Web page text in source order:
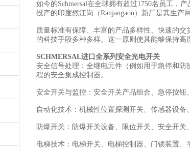
如今的Schmersal在全球拥有超过1750名员工，
投产的印度然江岗（Ranjangaon）新厂是其生产
质量标准有保障、丰富的产品多样性、快速的
的科技手段多种多样。这一原则使其能够保持高
SCHMERSAL进口全系列安全光电开关
安全信号处理：全继电元件（例如用于急停和
程的安全集成控制器。
安全开关与监控：安全开关产品组合、急停按钮
自动化技术：机械性位置探测开关、传感器设
防爆开关：防爆开关设备、限位开关、安全开关
电梯技术：电梯开关、电梯控制器、门锁装置、